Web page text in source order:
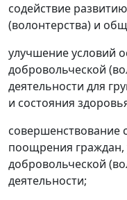
содействие
(волонтерства) и
улучшение условий
добровольческой
деятельности для
и состояния
совершенствование
поощрения
добровольческой
деятельности;